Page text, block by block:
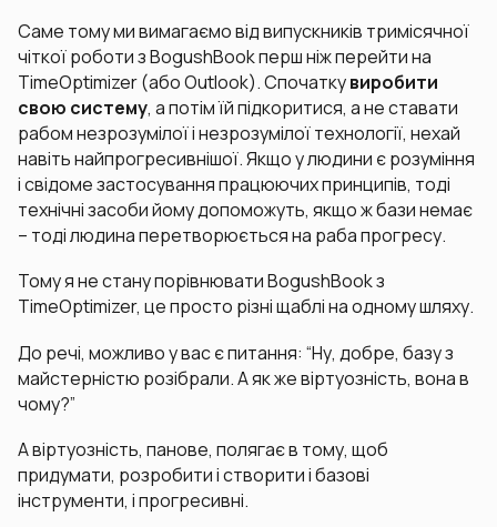
Саме тому ми вимагаємо від випускників тримісячної
чіткої роботи з BogushBook перш ніж перейти на
TimeOptimizer (або Outlook). Спочаткувиробити
свою систему, а потім їй підкоритися, а не ставати
рабом незрозумілої і незрозумілої технології, нехай
навіть найпрогресивнішої. Якщо у людини є розуміння
і свідоме застосування працюючих принципів, тоді
технічні засоби йому допоможуть, якщо ж бази немає
– тоді людина перетворюється на раба прогресу.
Тому я не стану порівнювати BogushBook з
TimeOptimizer, це просто різні щаблі на одному шляху.
До речі, можливо у вас є питання: “Ну, добре, базу з
майстерністю розібрали. А як же віртуозність, вона в
чому?”
А віртуозність, панове, полягає в тому, щоб
придумати, розробити і створити і базові
інструменти, і прогресивні.